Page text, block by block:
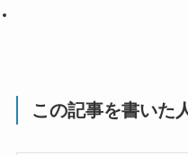
この記事を書いた